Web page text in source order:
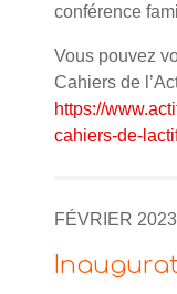
conférence
Vous pouvez
Cahiers de
https://
cahiers-de-
FÉVRIER 2023